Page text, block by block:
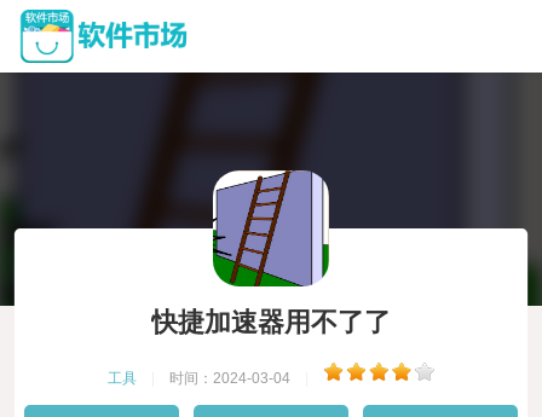
快捷加速器用不了了
工具 时间：2024-03-04